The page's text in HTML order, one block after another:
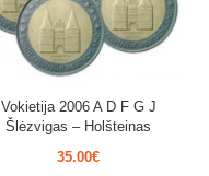
Vokietija 2006 A D F G J
Šlėzvigas – Holšteinas
35.00€